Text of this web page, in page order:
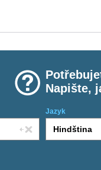
Napište,
Jazyk